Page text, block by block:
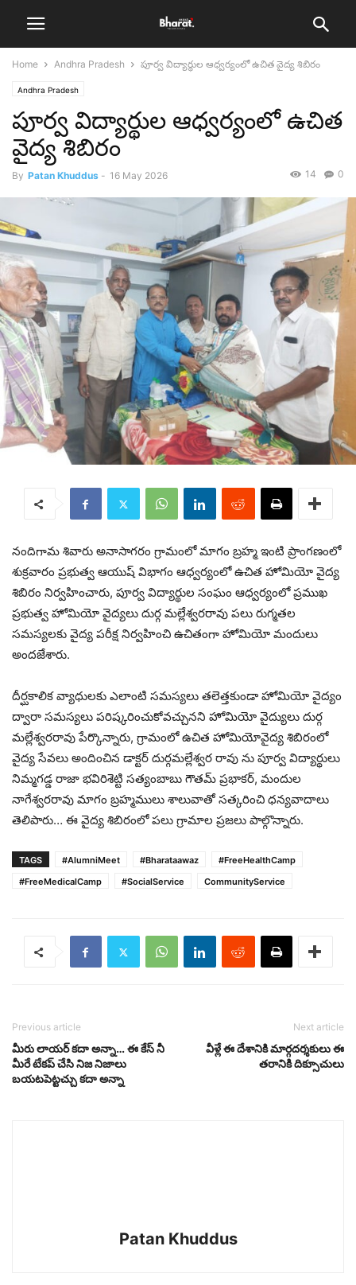
Home Andhra Pradesh పూర్వ విద్యార్థుల ఆధ్వర్యంలో ఉచిత వైద్య శిబిరం
Andhra Pradesh
పూర్వ విద్యార్థుల ఆధ్వర్యంలో ఉచిత
వైద్య శిబిరం
By Patan Khuddus - 16 May 2026 0
14
నందిగామ శివారు అనాసాగరం గ్రామంలో మాగం బ్రహ్మ ఇంటి ప్రాంగణంలో
శుక్రవారం ప్రభుత్వ ఆయుష్ విభాగం ఆధ్వర్యంలో ఉచిత హోమియో వైద్య
శిబిరం నిర్వహించారు, పూర్వ విద్యార్థుల సంఘం ఆధ్వర్యంలో ప్రముఖ
ప్రభుత్వ హోమియో వైద్యలు దుర్గ మల్లేశ్వరరావు పలు రుగ్మతల
సమస్యలకు వైద్య పరీక్ష నిర్వహించి ఉచితంగా హోమియో మందులు
అందజేశారు.
దీర్ఘకాలిక వ్యాధులకు ఎలాంటి సమస్యలు తలెత్తకుండా హోమియో వైద్యం
ద్వారా సమస్యలు పరిష్కరించుకోవచ్చునని హోమియో వైద్యులు దుర్గ
మల్లేశ్వరరావు పేర్కొన్నారు, గ్రామంలో ఉచిత హోమియోవైద్య శిబిరంలో
వైద్య సేవలు అందించిన డాక్టర్ దుర్గమల్లేశ్వర రావు ను పూర్వ విద్యార్థులు
నిమ్మగడ్డ రాజా భవిరిశెట్టి సత్యంబాబు గౌతమ్ ప్రభాకర్, మందుల
నాగేశ్వరరావు మాగం బ్రహ్మములు శాలువాతో సత్కరించి ధన్యవాదాలు
తెలిపారు… ఈ వైద్య శిబిరంలో పలు గ్రామాల ప్రజలు పాల్గొన్నారు.
TAGS #AlumniMeet #Bharataawaz
#FreeHealthCamp
#FreeMedicalCamp
#SocialService CommunityService
Previous article
మీరు లాయర్ కదా అన్నా… ఈ కేస్ నీ
మీరే టేకప్ చేసి నిజ నిజాలు
బయటపెట్టచ్చు కదా అన్నా
Next article
వీళ్లే ఈ దేశానికి మార్గదర్శకులు ఈ
తరానికి దిక్సూచులు
Patan Khuddus